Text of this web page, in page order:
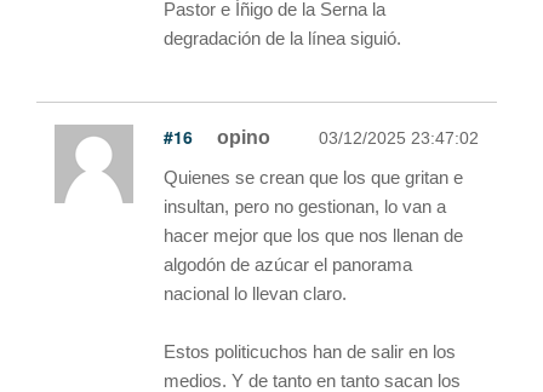
Pastor e Íñigo de la Serna la
degradación de la línea siguió.
#16 opino 03/12/2025 23:47:02
Quienes se crean que los que gritan e
insultan, pero no gestionan, lo van a
hacer mejor que los que nos llenan de
algodón de azúcar el panorama
nacional lo llevan claro.
Estos politicuchos han de salir en los
medios. Y de tanto en tanto sacan los